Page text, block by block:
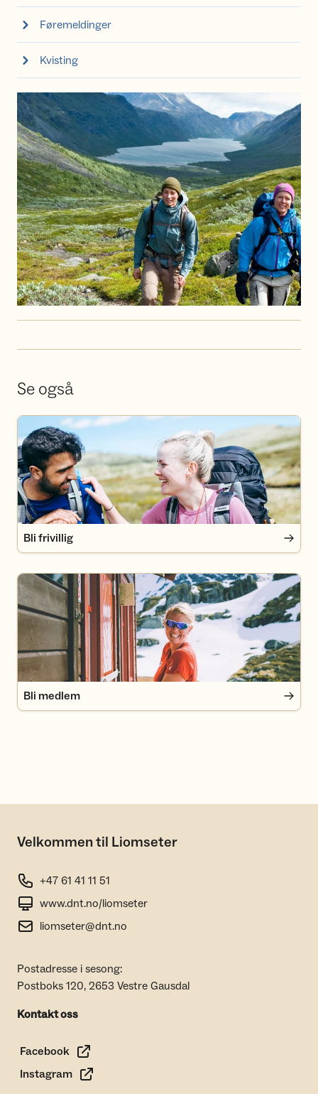
Føremeldinger
Kvisting
Se også
Bli frivillig
Bli frivillig
Bli medlem
Bli medlem
Velkommen til Liomseter
+47 61 41 11 51
www.dnt.no/liomseter
liomseter@dnt.no
Postadresse i sesong:
Postboks 120, 2653 Vestre Gausdal
Kontakt oss
Facebook
Instagram